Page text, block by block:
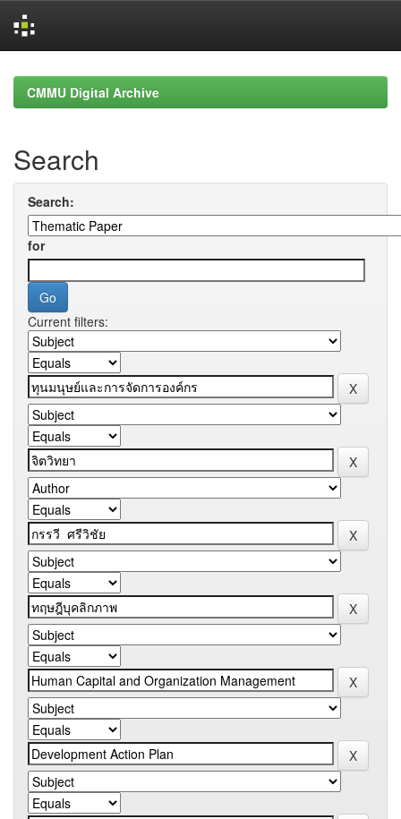
navigationCMMU Digital Archive
Search
Search:
for
Current filters: